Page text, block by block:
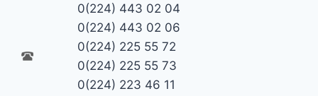
0(224) 443 02 04
0(224) 443 02 06
0(224) 225 55 72
0(224) 225 55 73
0(224) 223 46 11